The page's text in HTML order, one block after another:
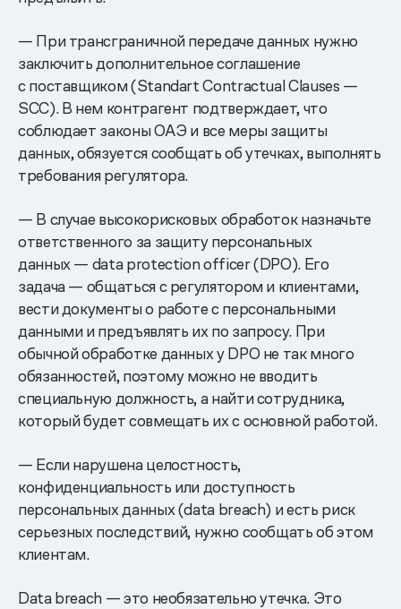
— При трансграничной передаче данных нужно
заключить дополнительное соглашение
с поставщиком (Standart Contractual Clauses —
SCC). В нем контрагент подтверждает, что
соблюдает законы ОАЭ и все меры защиты
данных, обязуется сообщать об утечках, выполнять
требования регулятора.
— В случае высокорисковых обработок назначьте
ответственного за защиту персональных
данных — data protection officer (DPO). Его
задача — общаться с регулятором и клиентами,
вести документы о работе с персональными
данными и предъявлять их по запросу. При
обычной обработке данных у DPO не так много
обязанностей, поэтому можно не вводить
специальную должность, а найти сотрудника,
который будет совмещать их с основной работой.
— Если нарушена целостность,
конфиденциальность или доступность
персональных данных (data breach) и есть риск
серьезных последствий, нужно сообщать об этом
клиентам.
Data breach — это необязательно утечка. Это